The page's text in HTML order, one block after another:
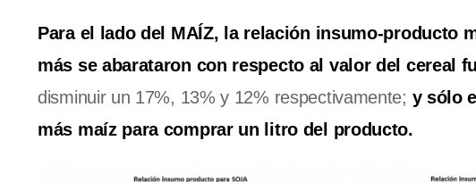
Para el lado del MAÍZ, la relación insumo-producto
más se abarataron con respecto al valor del cereal
disminuir un 17%, 13% y 12% respectivamente; y sólo
más maíz para comprar un litro del producto.